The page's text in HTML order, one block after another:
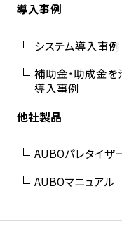
導入事例
システム導入事例
補助金・助成金を
導入事例
他社製品
AUBOパレタイザ
AUBOマニュアル